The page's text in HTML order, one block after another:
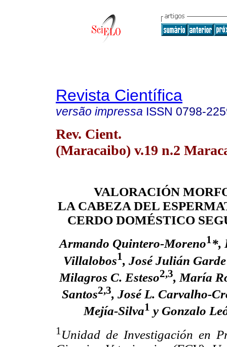
Revista Científica
versão impressa ISSN 0798-
Rev. Cient.
(Maracaibo) v.19 n.2
VALORACIÓN
LA CABEZA DEL
CERDO DOMÉSTICO
Armando Quintero-Moreno1 *,
Villalobos1, José Julián
Milagros C. Esteso2,3, María
Santos2,3, José L. Carvalho-
Mejía-Silva1 y Gonzalo
1 Unidad de Investigación en